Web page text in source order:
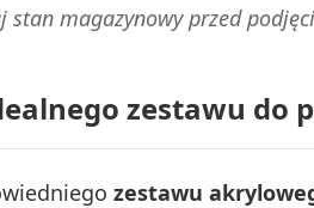
stan magazynowy przed
zestawu do
zestawu